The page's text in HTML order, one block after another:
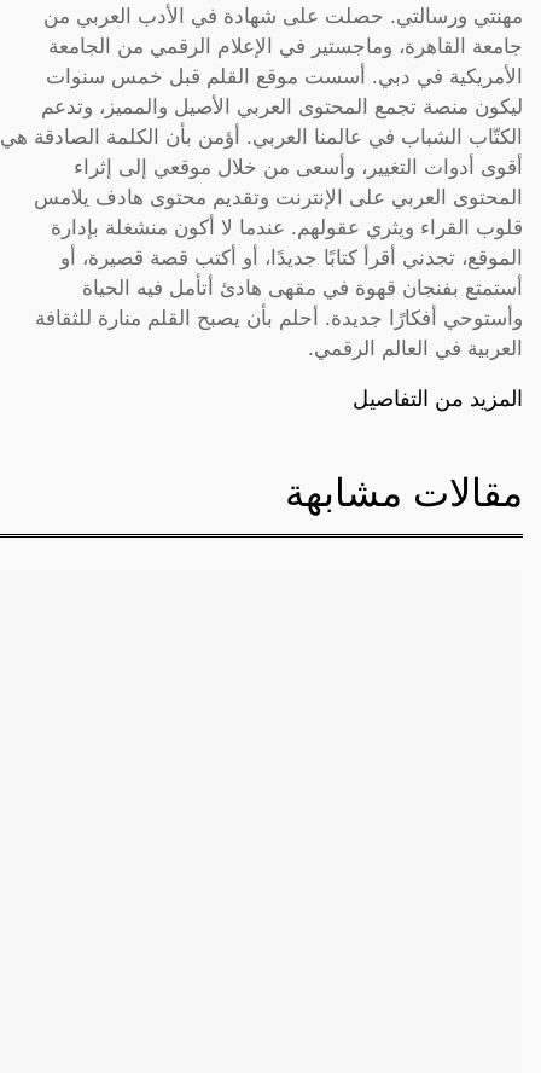
مهنتي ورسالتي. حصلت على شهادة في الأدب العربي من
جامعة القاهرة، وماجستير في الإعلام الرقمي من الجامعة
الأمريكية في دبي. أسست موقع القلم قبل خمس سنوات
ليكون منصة تجمع المحتوى العربي الأصيل والمميز، وتدعم
الكتّاب الشباب في عالمنا العربي. أؤمن بأن الكلمة الصادقة هي
أقوى أدوات التغيير، وأسعى من خلال موقعي إلى إثراء
المحتوى العربي على الإنترنت وتقديم محتوى هادف يلامس
قلوب القراء ويثري عقولهم. عندما لا أكون منشغلة بإدارة
الموقع، تجدني أقرأ كتابًا جديدًا، أو أكتب قصة قصيرة، أو
أستمتع بفنجان قهوة في مقهى هادئ أتأمل فيه الحياة
وأستوحي أفكارًا جديدة. أحلم بأن يصبح القلم منارة للثقافة
العربية في العالم الرقمي.
المزيد من التفاصيل
مقالات مشابهة